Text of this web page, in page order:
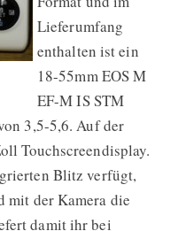
Lieferumfang
enthalten ist ein
18-55mm EOS M
EF-M IS STM
3,5-5,6. Auf der
Touchscreendisplay.
Blitz verfügt,
mit der Kamera die
damit ihr bei